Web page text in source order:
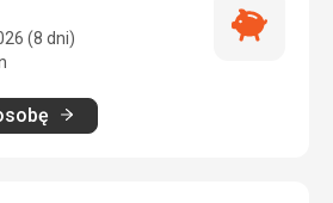
(8 dni)
Najlepsza